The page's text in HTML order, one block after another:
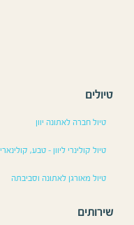
טיולים
טיול חברה לאתונה יוון
טיול קולינרי ליוון – טבע,
טיול מאורגן לאתונה וסביבתה
שירותים